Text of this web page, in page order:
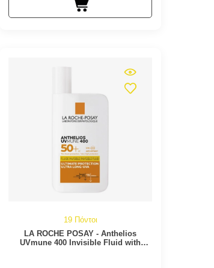
19 Πόντοι
LA ROCHE POSAY - Anthelios
UVmune 400 Invisible Fluid with